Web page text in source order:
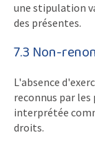
une stipulation
des présentes.
7.3 Non-
L'absence
reconnus par les
interprétée
droits.